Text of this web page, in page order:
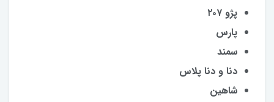
پژو ۲۰۷
پارس
سمند
دنا و دنا پلاس
شاهین